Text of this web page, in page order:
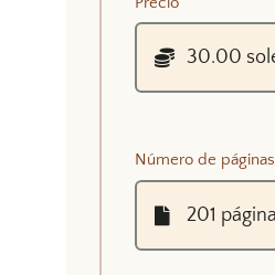
Número de páginas